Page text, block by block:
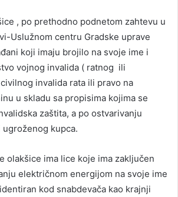
, po prethodno podnetom zahtevu u
Uslužnom centru Gradske uprave
koji imaju brojilo na svoje ime i
vojnog invalida ( ratnog ili
invalida rata ili pravo na
u skladu sa propisima kojima se
zaštita, a po ostvarivanju
kupca.
olakšice ima lice koje ima zaključen
električnom energijom na svoje ime
kod snabdevača kao krajnji